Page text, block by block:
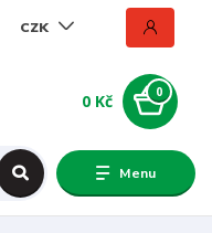
Menu
CZK
0
0 Kč